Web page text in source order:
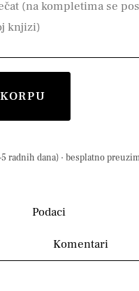
radnih dana) · besplatno
Podaci
Komentari